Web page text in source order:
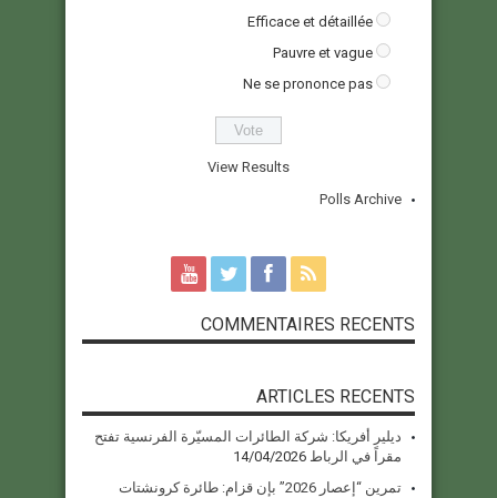
Efficace et détaillée
Pauvre et vague
Ne se prononce pas
View Results
Polls Archive
COMMENTAIRES RECENTS
ARTICLES RECENTS
ديلير أفريكا: شركة الطائرات المسيّرة الفرنسية تفتح
مقراً في الرباط 14/04/2026
تمرين “إعصار 2026” بإن قزام: طائرة كرونشتات